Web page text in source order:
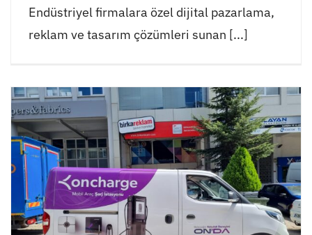
Endüstriyel firmalara özel dijital pazarlama,
reklam ve tasarım çözümleri sunan [...]